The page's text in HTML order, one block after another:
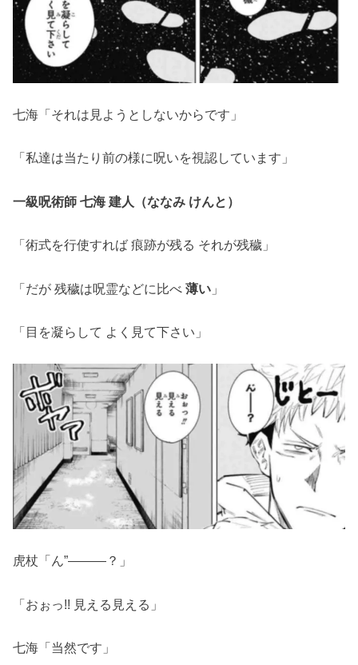
七海「それは見ようとしないからです」
「私達は当たり前の様に呪いを視認しています」
一級呪術師 七海 建人（ななみ けんと）
「術式を行使すれば 痕跡が残る それが残穢」
「だが 残穢は呪霊などに比べ薄い 」
「目を凝らして よく見て下さい」
虎杖「ん”―――？」
「おぉっ!! 見える見える」
七海「当然です」